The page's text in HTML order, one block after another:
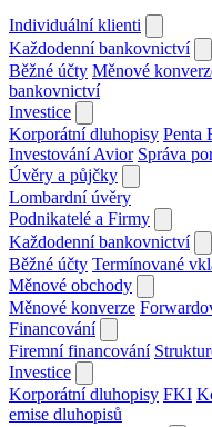
Individuální klienti
Každodenní bankovnictví
Běžné účty Měnové
bankovnictví
Investice
Korporátní dluhopisy Penta
Investování Avior Správa
Úvěry a půjčky
Lombardní úvěry
Podnikatelé a Firmy
Každodenní bankovnictví
Běžné účty Termínované
Měnové obchody
Měnové konverze
Financování
Firemní financování
Investice
Korporátní dluhopisy FKI
emise dluhopisů